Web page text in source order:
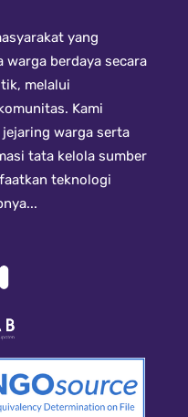
yang
berdaya secara
melalui
Kami
warga serta
tata kelola sumber
teknologi